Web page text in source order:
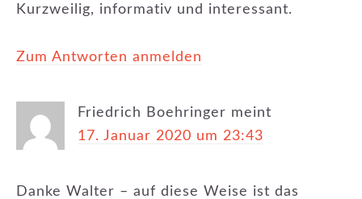
Kurzweilig, informativ und interessant.
Zum Antworten anmelden
Friedrich Boehringer meint
17. Januar 2020 um 23:43
Danke Walter – auf diese Weise ist das